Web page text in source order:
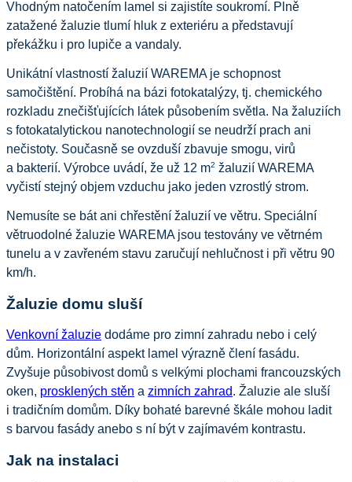
Vhodným natočením lamel si zajistíte soukromí. Plně
zatažené žaluzie tlumí hluk z exteriéru a představují
překážku i pro lupiče a vandaly.
Unikátní vlastností žaluzií WAREMA je schopnost
samočištění. Probíhá na bázi fotokatalýzy, tj. chemického
rozkladu znečišťujících látek působením světla. Na žaluziích
s fotokatalytickou nanotechnologií se neudrží prach ani
nečistoty. Současně se ovzduší zbavuje smogu, virů
a bakterií. Výrobce uvádí, že už 12 m2 žaluzií WAREMA
vyčistí stejný objem vzduchu jako jeden vzrostlý strom.
Nemusíte se bát ani chřestění žaluzií ve větru. Speciální
větruodolné žaluzie WAREMA jsou testovány ve větrném
tunelu a v zavřeném stavu zaručují nehlučnost i při větru 90
km/h.
Žaluzie domu sluší
Venkovní žaluzie dodáme pro zimní zahradu nebo i celý
dům. Horizontální aspekt lamel výrazně člení fasádu.
Zvyšuje působivost domů s velkými plochami francouzských
oken, prosklených stěn a zimních zahrad. Žaluzie ale sluší
i tradičním domům. Díky bohaté barevné škále mohou ladit
s barvou fasády anebo s ní být v zajímavém kontrastu.
Jak na instalaci